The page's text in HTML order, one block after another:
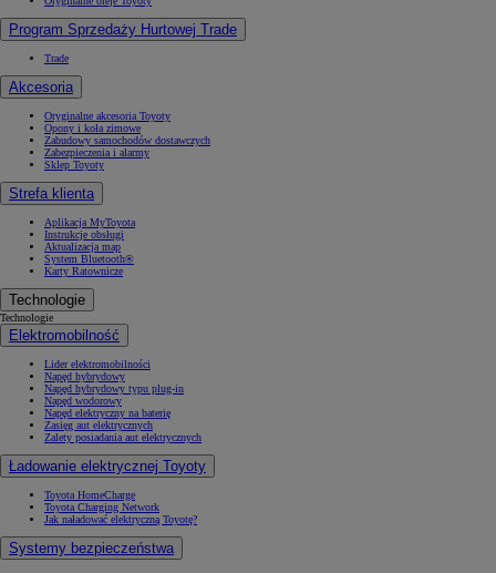
Program Sprzedaży Hurtowej Trade
Trade
Akcesoria
Oryginalne akcesoria Toyoty
Opony i koła zimowe
Zabudowy samochodów dostawczych
Zabezpieczenia i alarmy
Sklep Toyoty
Strefa klienta
Aplikacja MyToyota
Instrukcje obsługi
Aktualizacja map
System Bluetooth®
Karty Ratownicze
Technologie
Technologie
Elektromobilność
Lider elektromobilności
Napęd hybrydowy
Napęd hybrydowy typu plug-in
Napęd wodorowy
Napęd elektryczny na baterię
Zasięg aut elektrycznych
Zalety posiadania aut elektrycznych
Ładowanie elektrycznej Toyoty
Toyota HomeCharge
Toyota Charging Network
Jak naładować elektryczną Toyotę?
Systemy bezpieczeństwa